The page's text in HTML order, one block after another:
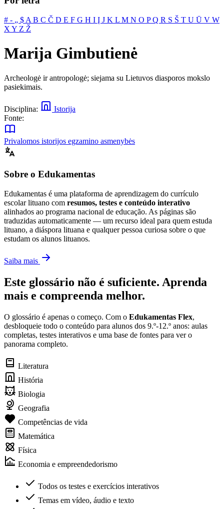
# ‐ „ $ A B C Č D E F G H I Į J K L M N O PQ R S Š T U Ū V W
X Y Z Ž
Marija Gimbutienė
Archeologė ir antropologė; siejama su Lietuvos diasporos mokslo
pasiekimais.
Disciplina:
Istorija
Fonte:
Privalomos istorijos egzamino asmenybės
Sobre o Edukamentas
Edukamentas é uma plataforma de aprendizagem do currículo
escolar lituano com resumos, testes e conteúdo interativo
alinhados ao programa nacional de educação. As páginas são
traduzidas automaticamente — um recurso ideal para quem estuda
lituano, a diáspora lituana e qualquer pessoa curiosa sobre o que
estudam os alunos lituanos.
Saiba mais
Este glossário não é suficiente. Aprenda
mais e compreenda melhor.
O glossário é apenas o começo. Com o Edukamentas Flex,
desbloqueie todo o conteúdo para alunos dos 9.º-12.º anos: aulas
completas, testes interativos e uma base de fontes para ver o
panorama completo.
Literatura
História
Biologia
Geografia
Competências de vida
Matemática
Física
Economia e empreendedorismo
Todos os testes e exercícios interativos
Temas em vídeo, áudio e texto